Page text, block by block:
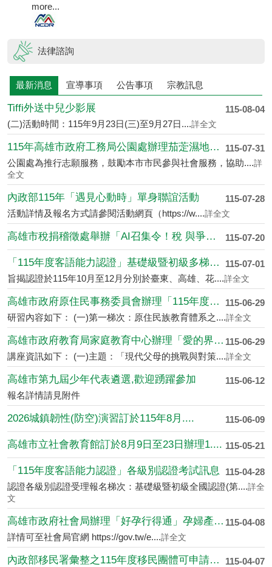
more...
法律諮詢
最新消息 宣導事項 公告事項 宗教訊息
115-08-04
Tiffi外送中兒少影展
(二)活動時間：115年9月23日(三)至9月27日....詳全文
115-07-31
115年高雄市政府工務局公園處辦理茄萣濕地志....
公園處為推行志願服務，鼓勵本市市民參與社會服務，協助....詳
全文
115-07-28
內政部115年「遇見心動時」單身聯誼活動
活動詳情及報名方式請參閱活動網頁（https://w....詳全文
115-07-20
高雄市稅捐稽徵處舉辦「AI召集令！稅 與爭鋒....
115-07-01
「115年度客語能力認證」基礎級暨初級多梯次....
旨揭認證於115年10月至12月分別於臺東、高雄、花....詳全文
115-06-29
高雄市政府原住民事務委員會辦理「115年度原....
研習內容如下： (一)第一梯次：原住民族教育體系之....詳全文
115-06-29
高雄市政府教育局家庭教育中心辦理「愛的界線新....
講座資訊如下： (一)主題：「現代父母的挑戰與對策....詳全文
115-06-12
高雄市第九屆少年代表遴選,歡迎踴躍參加
報名詳情請見附件
115-06-09
2026城鎮韌性(防空)演習訂於115年8月....
115-05-21
高雄市立社會教育館訂於8月9日至23日辦理1....
115-04-28
「115年度客語能力認證」各級別認證考試訊息
認證各級別認證受理報名梯次：基礎級暨初級全國認證(第....詳全
文
115-04-08
高雄市政府社會局辦理「好孕行得通」孕婦產檢（....
詳情可至社會局官網 https://gov.tw/e....詳全文
115-04-07
內政部移民署彙整之115年度移民團體可申請之....